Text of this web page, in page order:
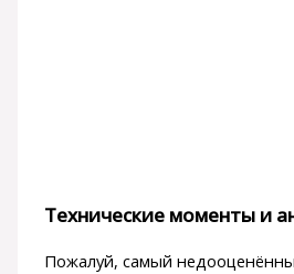
Технические моменты и
Пожалуй, самый